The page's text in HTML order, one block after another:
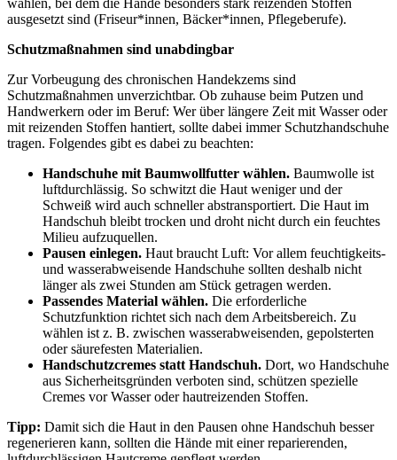
wählen, bei dem die Hände besonders stark reizenden Stoffen
ausgesetzt sind (Friseur*innen, Bäcker*innen, Pflegeberufe).
Schutzmaßnahmen sind unabdingbar
Zur Vorbeugung des chronischen Handekzems sind
Schutzmaßnahmen unverzichtbar. Ob zuhause beim Putzen und
Handwerkern oder im Beruf: Wer über längere Zeit mit Wasser oder
mit reizenden Stoffen hantiert, sollte dabei immer Schutzhandschuhe
tragen. Folgendes gibt es dabei zu beachten:
Handschuhe mit Baumwollfutter wählen. Baumwolle ist
luftdurchlässig. So schwitzt die Haut weniger und der
Schweiß wird auch schneller abstransportiert. Die Haut im
Handschuh bleibt trocken und droht nicht durch ein feuchtes
Milieu aufzuquellen.
Pausen einlegen. Haut braucht Luft: Vor allem feuchtigkeits-
und wasserabweisende Handschuhe sollten deshalb nicht
länger als zwei Stunden am Stück getragen werden.
Passendes Material wählen. Die erforderliche
Schutzfunktion richtet sich nach dem Arbeitsbereich. Zu
wählen ist z. B. zwischen wasserabweisenden, gepolsterten
oder säurefesten Materialien.
Handschutzcremes statt Handschuh. Dort, wo Handschuhe
aus Sicherheitsgründen verboten sind, schützen spezielle
Cremes vor Wasser oder hautreizenden Stoffen.
Tipp: Damit sich die Haut in den Pausen ohne Handschuh besser
regenerieren kann, sollten die Hände mit einer reparierenden,